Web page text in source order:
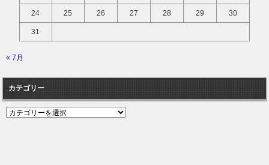
24 25 26 27 28 29 30
31
« 7月
カテゴリー
カ